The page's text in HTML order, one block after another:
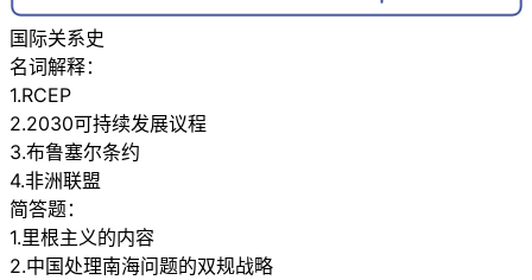
国际关系史
名词解释：
1.RCEP
2.2030可持续发展议程
3.布鲁塞尔条约
4.非洲联盟
简答题：
1.里根主义的内容
2.中国处理南海问题的双规战略